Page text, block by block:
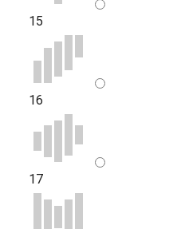
15
16
17